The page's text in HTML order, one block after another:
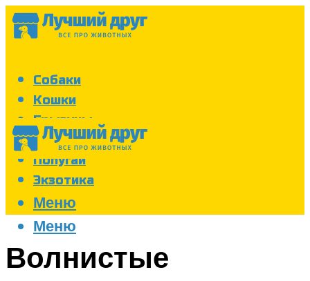
Собаки
Кошки
Грызуны
Аквариум
Попугаи
Экзотика
Меню
Меню
Волнистые